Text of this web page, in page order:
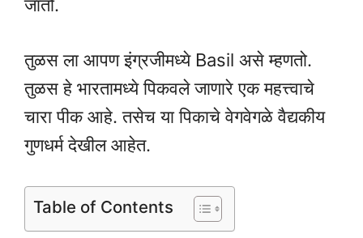
जातो.
तुळस ला आपण इंग्रजीमध्ये Basil असे म्हणतो.
तुळस हे भारतामध्ये पिकवले जाणारे एक महत्त्वाचे
चारा पीक आहे. तसेच या पिकाचे वेगवेगळे वैद्यकीय
गुणधर्म देखील आहेत.
Table of Contents